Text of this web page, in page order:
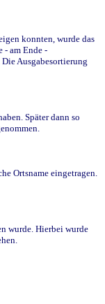
konnten, wurde das
- am Ende -
Ausgabesortierung
Später dann so
Ortsname eingetragen.
wurde. Hierbei wurde